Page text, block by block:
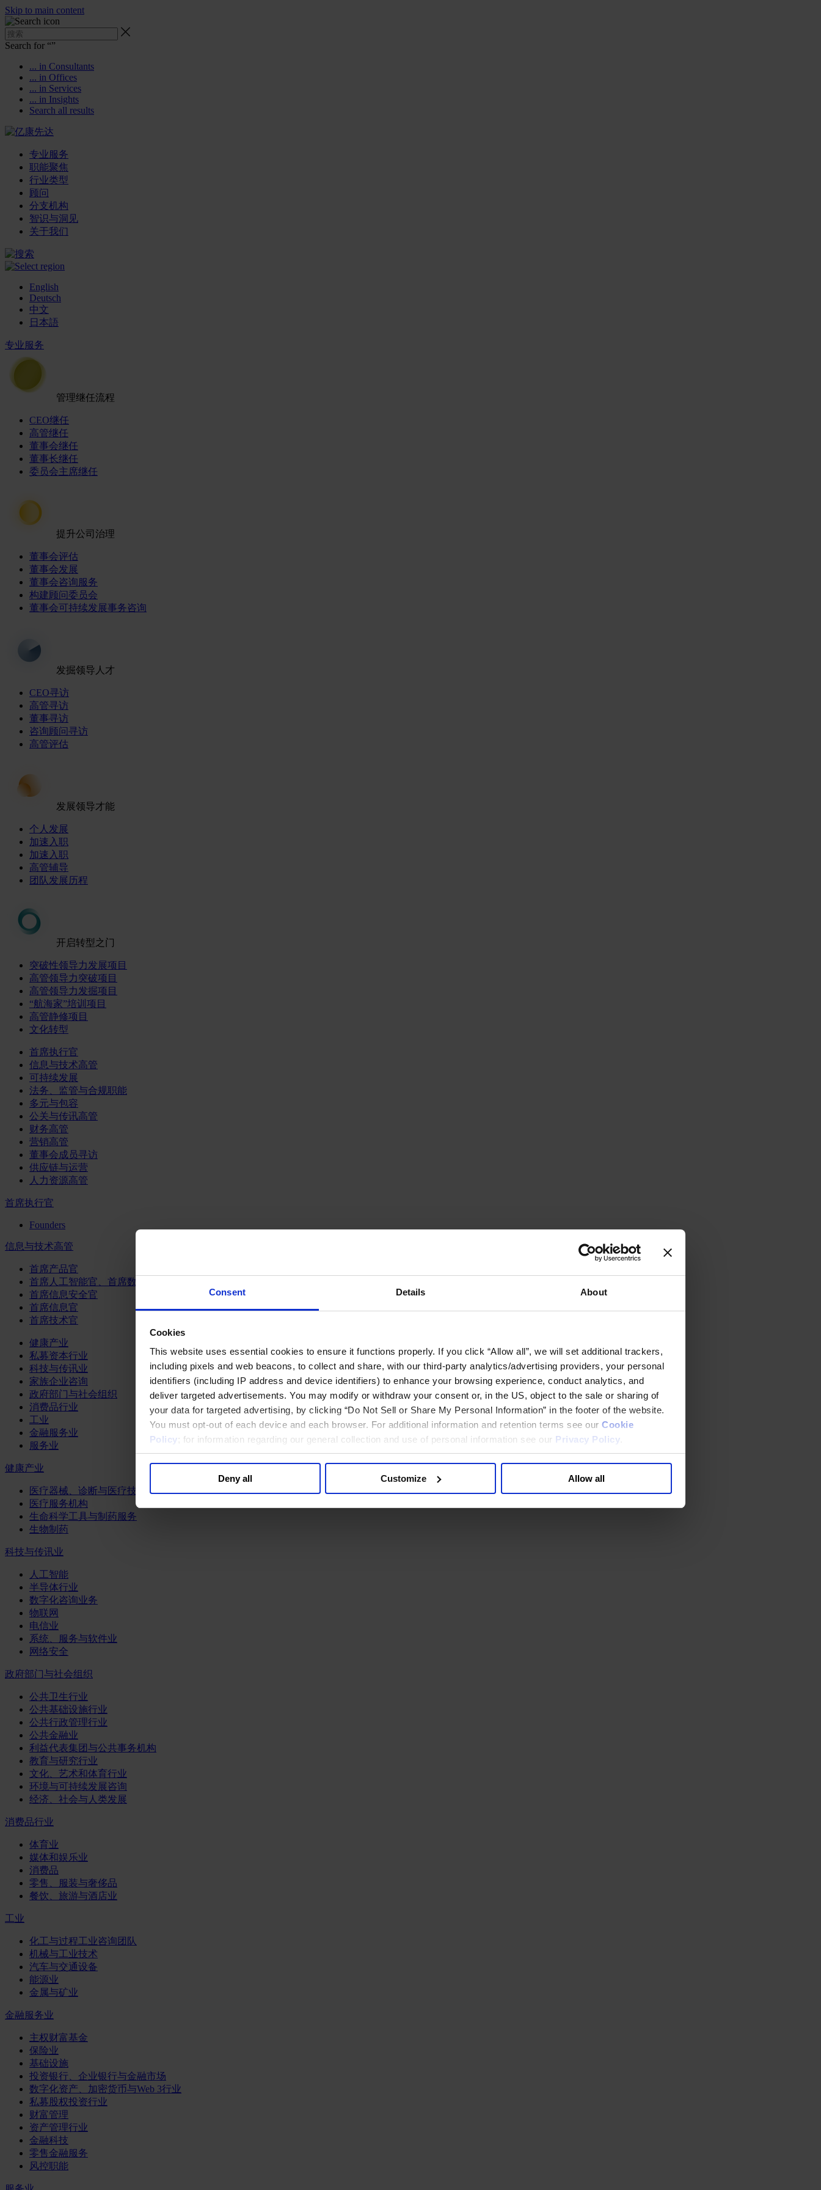
Consent Details About
Cookies
This website uses essential cookies to ensure it functions properly. If you click “Allow all”, we will set additional trackers,
including pixels and web beacons, to collect and share, with our third-party analytics/advertising providers, your personal
identifiers (including IP address and device identifiers) to enhance your browsing experience, conduct analytics, and
deliver targeted advertisements. You may modify or withdraw your consent or, in the US, object to the sale or sharing of
your data for targeted advertising, by clicking “Do Not Sell or Share My Personal Information” in the footer of the website.
You must opt-out of each device and each browser. For additional information and retention terms see our Cookie
Policy; for information regarding our general collection and use of personal information see our Privacy Policy
Deny all Customize Allow all
Skip to main content
Search for “”
... in Consultants
... in Offices
... in Services
... in Insights
Search all results
专业服务
职能聚焦
行业类型
顾问
分支机构
智识与洞见
关于我们
English
Deutsch
中文
日本語
专业服务
管理继任流程
CEO继任
高管继任
董事会继任
董事长继任
委员会主席继任
提升公司治理
董事会评估
董事会发展
董事会咨询服务
构建顾问委员会
董事会可持续发展事务咨询
发掘领导人才
CEO寻访
高管寻访
董事寻访
咨询顾问寻访
高管评估
发展领导才能
个人发展
加速入职
加速入职
高管辅导
团队发展历程
开启转型之门
突破性领导力发展项目
高管领导力突破项目
高管领导力发掘项目
“航海家”培训项目
高管静修项目
文化转型
首席执行官
信息与技术高管
可持续发展
法务、监管与合规职能
多元与包容
公关与传讯高管
财务高管
营销高管
董事会成员寻访
供应链与运营
人力资源高管
首席执行官
Founders
信息与技术高管
首席产品官
首席人工智能官、首席数据官和首席数据解析官
首席信息安全官
首席信息官
首席技术官
健康产业
私募资本行业
科技与传讯业
家族企业咨询
政府部门与社会组织
消费品行业
工业
金融服务业
服务业
健康产业
医疗器械、诊断与医疗技术
医疗服务机构
生命科学工具与制药服务
生物制药
科技与传讯业
人工智能
半导体行业
数字化咨询业务
物联网
电信业
系统、服务与软件业
网络安全
政府部门与社会组织
公共卫生行业
公共基础设施行业
公共行政管理行业
公共金融业
利益代表集团与公共事务机构
教育与研究行业
文化、艺术和体育行业
环境与可持续发展咨询
经济、社会与人类发展
消费品行业
体育业
媒体和娱乐业
消费品
零售、服装与奢侈品
餐饮、旅游与酒店业
工业
化工与过程工业咨询团队
机械与工业技术
汽车与交通设备
能源业
金属与矿业
金融服务业
主权财富基金
保险业
基础设施
投资银行、企业银行与金融市场
数字化资产、加密货币与Web 3行业
私募股权投资行业
财富管理
资产管理行业
金融科技
零售金融服务
风控职能